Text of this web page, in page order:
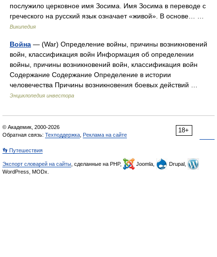
послужило церковное имя Зосима. Имя Зосима в переводе с
греческого на русский язык означает «живой». В основе… …
Википедия
Война — (War) Определение войны, причины возникновений
войн, классификация войн Информация об определении
войны, причины возникновений войн, классификация войн
Содержание Содержание Определение в истории
человечества Причины возникновения боевых действий …
Энциклопедия инвестора
18+
© Академик, 2000-2026
Обратная связь: Техподдержка Реклама на сайте
👣 Путешествия
Экспорт словарей на сайты , сделанные на PHP, Joomla,
Drupal,
WordPress, MODx.